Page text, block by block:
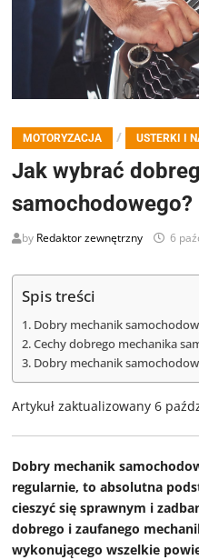
MOTORYZACJA / USTERKI I
Jak wybrać
samochodowego?
by Redaktor zewnętrzny 6
Spis treści
Dobry mechanik
Cechy dobrego mechanika
Dobry mechanik
Artykuł zaktualizowany 6
Dobry mechanik
regularnie, to absolutna
cieszyć się sprawnym i
dobrego i zaufanego
wykonującego wszelkie